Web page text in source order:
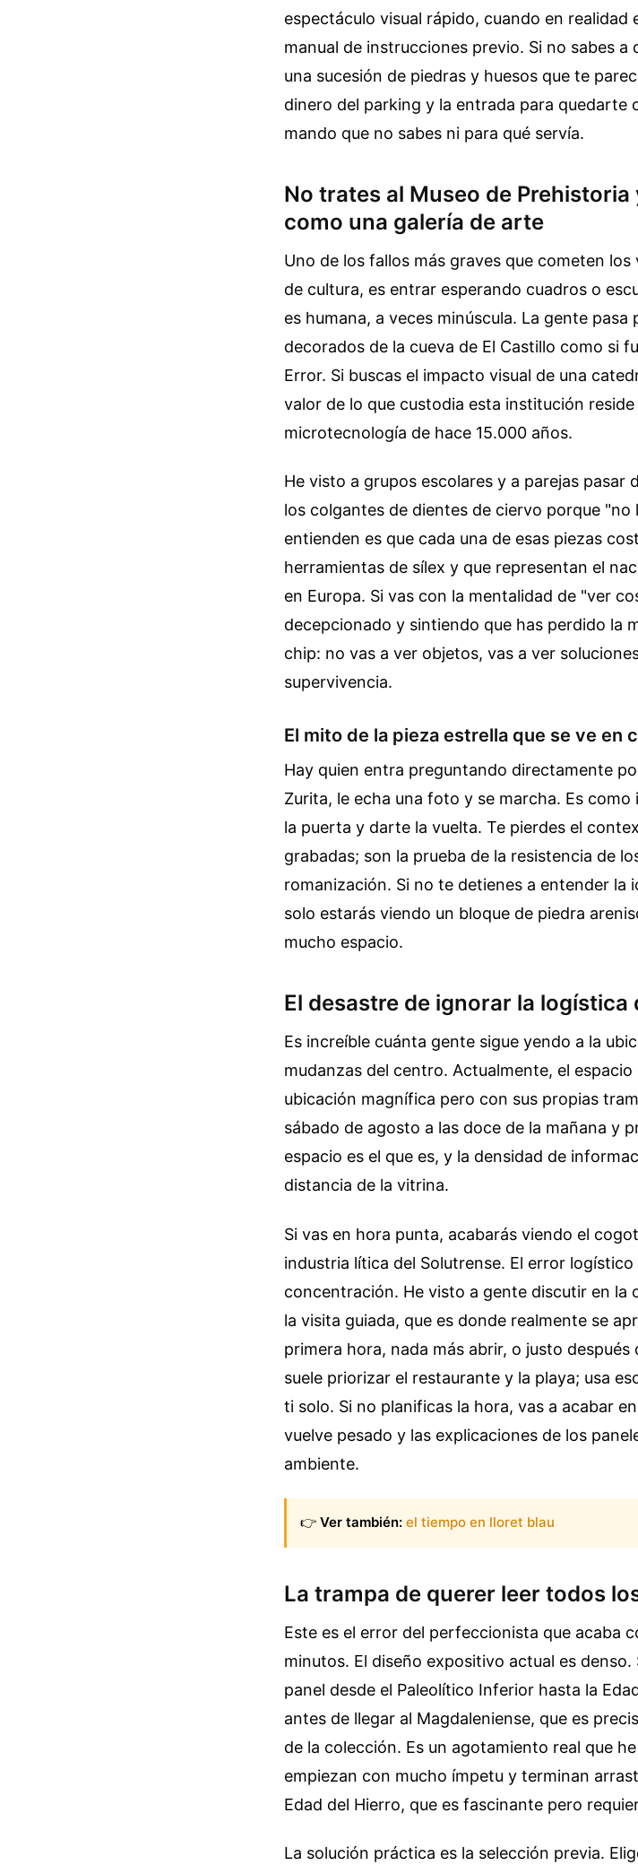
espectáculo visual rápido, cuando en realidad
manual de instrucciones previo. Si no sabes
una sucesión de piedras y huesos que te
dinero del parking y la entrada para
mando que no sabes ni para qué servía.
No trates al Museo de
como una galería de arte
Uno de los fallos más graves que cometen
de cultura, es entrar esperando cuadros o
es humana, a veces minúscula. La gente
decorados de la cueva de El Castillo como si
Error. Si buscas el impacto visual de una
valor de lo que custodia esta institución
microtecnología de hace 15.000 años.
He visto a grupos escolares y a parejas pasar
los colgantes de dientes de ciervo porque
entienden es que cada una de esas piezas
herramientas de sílex y que representan el
en Europa. Si vas con la mentalidad de "ver
decepcionado y sintiendo que has perdido la
chip: no vas a ver objetos, vas a ver
supervivencia.
El mito de la pieza estrella que se ve en
Hay quien entra preguntando directamente
Zurita, le echa una foto y se marcha. Es
la puerta y darte la vuelta. Te pierdes el
grabadas; son la prueba de la resistencia de
romanización. Si no te detienes a entender la
solo estarás viendo un bloque de piedra
mucho espacio.
El desastre de ignorar la logística
Es increíble cuánta gente sigue yendo a la
mudanzas del centro. Actualmente, el
ubicación magnífica pero con sus propias
sábado de agosto a las doce de la mañana y
espacio es el que es, y la densidad de
distancia de la vitrina.
Si vas en hora punta, acabarás viendo el
industria lítica del Solutrense. El error
concentración. He visto a gente discutir en la
la visita guiada, que es donde realmente se
primera hora, nada más abrir, o justo
suele priorizar el restaurante y la playa; usa
ti solo. Si no planificas la hora, vas a acabar
vuelve pesado y las explicaciones de los
ambiente.
👉 Ver también: el tiempo en lloret blau
La trampa de querer leer todos
Este es el error del perfeccionista que acaba
minutos. El diseño expositivo actual es
panel desde el Paleolítico Inferior hasta la
antes de llegar al Magdaleniense, que es
de la colección. Es un agotamiento real que
empiezan con mucho ímpetu y terminan
Edad del Hierro, que es fascinante pero
La solución práctica es la selección previa.